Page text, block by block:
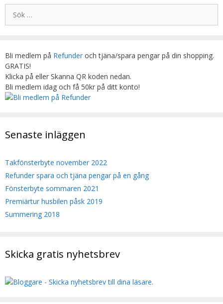
efter:
Bli medlem på Refunder och tjäna/spara pengar på din shopping.
GRATIS!
Klicka på eller Skanna QR koden nedan.
Bli medlem idag och få 50kr på ditt konto!
Senaste inläggen
Takfönsterbyte november 2022
Refunder spara och tjäna pengar på en gång
Fönsterbyte sommaren 2021
Premiärtur husbilen påsk 2019
Summering 2018
Skicka gratis nyhetsbrev